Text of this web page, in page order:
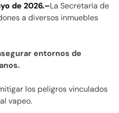
de 2026.–La Secretaría de
a diversos inmuebles
entornos de
los peligros vinculados
vapeo.